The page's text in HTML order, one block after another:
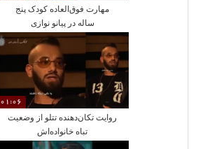
مهارت فوق‌العاده کودک پنج
ساله در پیانو نوازی
01:06
روایت تکان‌دهنده تتلو از وضعیت
تباه خانواده‌اش